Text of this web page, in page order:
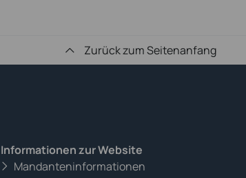
Zurück zum Seitenanfang
Informationen zur Website
Mandanteninformationen